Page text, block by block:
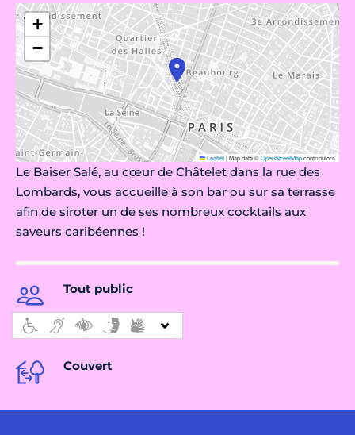
+
−
Leaflet|Map data ©OpenStreetMapcontributors
Le Baiser Salé, au cœur de Châtelet dans la rue des
Lombards, vous accueille à son bar ou sur sa terrasse
afin de siroter un de ses nombreux cocktails aux
saveurs caribéennes !
Tout public
Couvert